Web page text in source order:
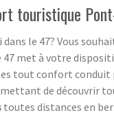
touristique
dans le 47? Vous
met à votre
tout confort
de découvrir
toutes distances en